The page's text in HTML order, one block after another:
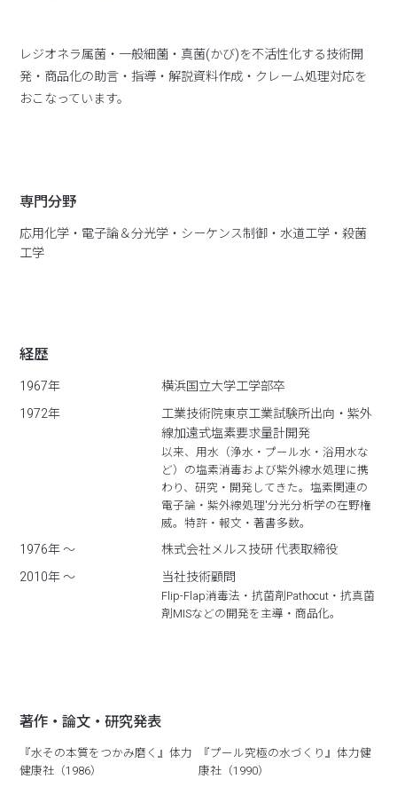
レジオネラ属菌・一般細薗・真菌(かび)を不活性化する技術開
発・商品化の助言・指導・解説資料作成・クレーム処理対応を
おこなっています。
専門分野
応用化学・電子論＆分光学・シーケンス制御・水道工学・殺菌
工学
経歴
1967年
横浜国立大学工学部卒
1972年
工業技術院東京工業試験所出向・紫外
線加遠式塩素要求量計開発
以来、用水（浄水・プール水・浴用水な
ど）の塩素消毒および紫外線水処理に携
わり、研究・開発してきた。塩素関連の
電子論・紫外線処理'分光分析学の在野権
威。特許・報文・著書多数。
1976年 ～
株式会社メルス技研 代表取締役
2010年 ～
当社技術顧問
Flip-Flap消毒法・抗菌剤Pathocut・抗真菌
剤MISなどの開発を主導・商品化。
著作・論文・研究発表
『水その本質をつかみ磨く』体力
健康社（1986）
『プール究極の水づくり』体力健
康社（1990）